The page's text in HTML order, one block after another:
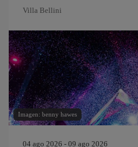
Villa Bellini
Imagen: benny hawes
04 ago 2026 - 09 ago 2026